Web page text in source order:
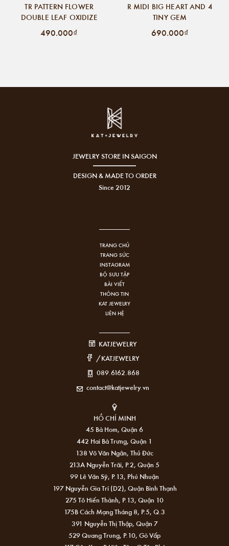
TR PATTERN FLOWER
DOUBLE LEAF OXIDIZE
490.000₫
R MIDI BIG HEART AND 4
TINY GEM
690.000₫
JEWELRY STORE IN SAIGON
DESIGN & MADE TO ORDER
Since 2012
TRANG CHỦ
TRANG SỨC
INSTAGRAM
BỘ SƯU TẬP
BÀI VIẾT
THÔNG TIN
KAT JEWELRY
LIÊN HỆ
KATJEWELRY
/KATJEWELRY
089.6162.868
contact@katjewelry.vn
HỒ CHÍ MINH
45 Bà Hom, Quận 6
442 Hai Bà Trưng, Quận 1
138 Võ Văn Ngân, Thủ Đức
213A Nguyễn Trãi, P.2, Quận 5
99 Lê Văn Sỹ, P.13, Phú Nhuận
197 Nguyễn Gia Trí (D2), Quận Bình Thạnh
275 Tô Hiến Thành, P.13, Quận 10
175B Cách Mạng Tháng 8, P.5, Q.3
391 Nguyễn Thị Thập, Quận 7
529 Quang Trung, P.10, Gò Vấp